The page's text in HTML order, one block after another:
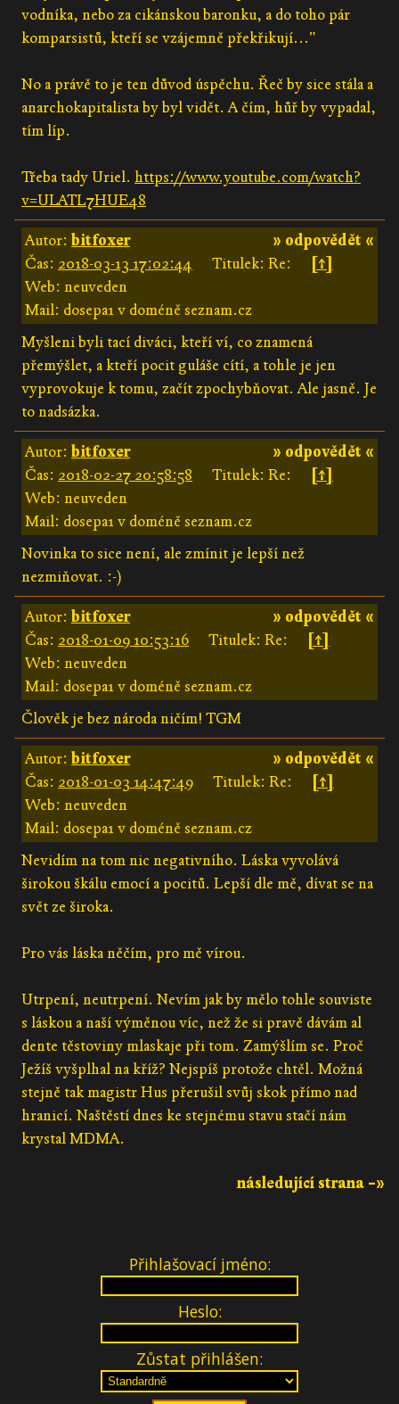
vodníka, nebo za cikánskou baronku, a do toho pár
komparsistů, kteří se vzájemně překřikují..."
No a právě to je ten důvod úspěchu. Řeč by sice stála a
anarchokapitalista by byl vidět. A čím, hůř by vypadal,
tím líp.
Třeba tady Uriel. https://www.youtube.com/watch?
v=ULATL7HUE48
» odpovědět «
Autor: bitfoxer
Čas: 2018-03-13 17:02:44 Titulek: Re:
[↑]
Web: neuveden
Mail: dosepa1 v doméně seznam.cz
Myšleni byli tací diváci, kteří ví, co znamená
přemýšlet, a kteří pocit guláše cítí, a tohle je jen
vyprovokuje k tomu, začít zpochybňovat. Ale jasně. Je
to nadsázka.
» odpovědět «
Autor: bitfoxer
Čas: 2018-02-27 20:58:58 Titulek: Re:
[↑]
Web: neuveden
Mail: dosepa1 v doméně seznam.cz
Novinka to sice není, ale zmínit je lepší než
nezmiňovat. :-)
» odpovědět «
Autor: bitfoxer
Čas: 2018-01-09 10:53:16 Titulek: Re:
[↑]
Web: neuveden
Mail: dosepa1 v doméně seznam.cz
Člověk je bez národa ničím! TGM
» odpovědět «
Autor: bitfoxer
Čas: 2018-01-03 14:47:49 Titulek: Re:
[↑]
Web: neuveden
Mail: dosepa1 v doméně seznam.cz
Nevidím na tom nic negativního. Láska vyvolává
širokou škálu emocí a pocitů. Lepší dle mě, dívat se na
svět ze široka.
Pro vás láska něčím, pro mě vírou.
Utrpení, neutrpení. Nevím jak by mělo tohle souviste
s láskou a naší výměnou víc, než že si pravě dávám al
dente těstoviny mlaskaje při tom. Zamýšlím se. Proč
Ježíš vyšplhal na kříž? Nejspíš protože chtěl. Možná
stejně tak magistr Hus přerušil svůj skok přímo nad
hranicí. Naštěstí dnes ke stejnému stavu stačí nám
krystal MDMA.
následující strana –»
Přihlašovací jméno:
Heslo:
Zůstat přihlášen: